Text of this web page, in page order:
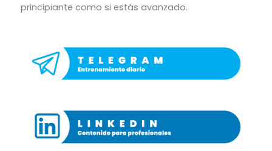
principiante como si estás avanzado.